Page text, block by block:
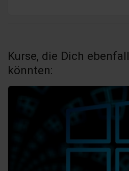
Kurse, die Dich
könnten: